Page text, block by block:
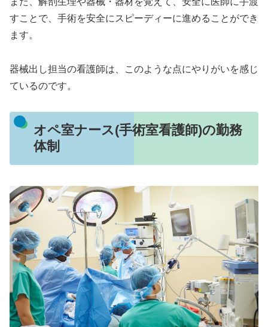
すことで、手術を安全にスピーディーに進めることができ
ます。
器械出し担当の看護師は、このような点にやりがいを感じ
ているのです。
オペ室ナース(手術室看護師)の勤務
体制